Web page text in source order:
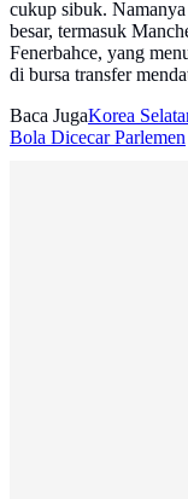
cukup sibuk.
besar, termasuk
Fenerbahce, yang
di bursa transfer
Baca JugaKorea
Bola Dicecar Parlemen